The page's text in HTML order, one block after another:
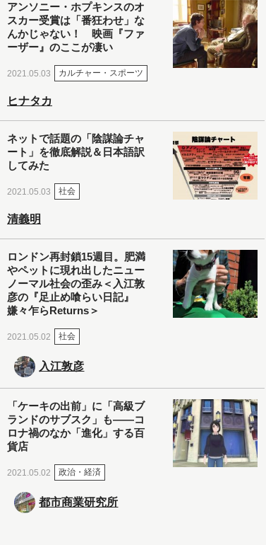
アンソニー・ホプキンスのオ
スカー受賞は「番狂わせ」な
んかじゃない！ 映画『ファ
ーザー』のここが凄い
2021.05.03 カルチャー・スポーツ
ヒナタカ
ネットで話題の「陰謀論チャ
ート」を徹底解説＆日本語訳
してみた
2021.05.03 社会
清義明
ロンドン再封鎖15週目。肥満
やペットに現れ出したニュー
ノーマル社会の歪み＜入江敦
彦の『足止め喰らい日記』
嫌々乍らReturns＞
2021.05.02 社会
入江敦彦
「ケーキの出前」に「高級ブ
ランドのサブスク」も――コ
ロナ禍のなか「進化」する百
貨店
2021.05.02 政治・経済
都市商業研究所